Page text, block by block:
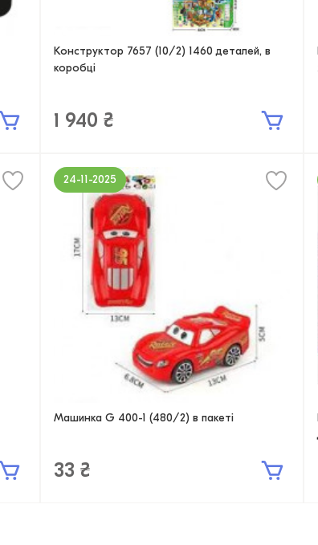
Конструктор 7657 (10/2) 1460 деталей, в
коробці
1 940 ₴
Машинка G 400-1 (480/2) в пакеті
33 ₴
24-11-2025